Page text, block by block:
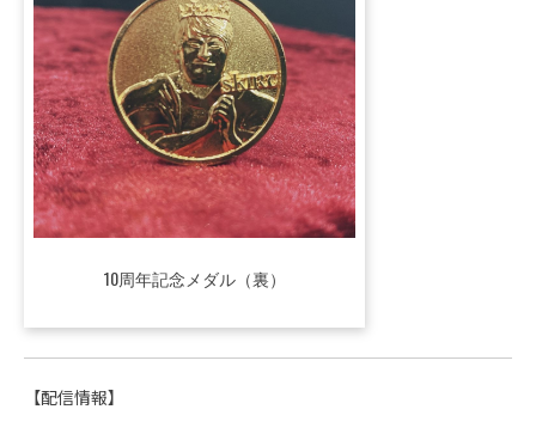
10周年記念メダル（裏）
【配信情報】